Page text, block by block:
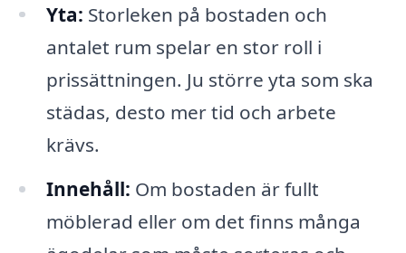
Yta: Storleken på bostaden och
antalet rum spelar en stor roll i
prissättningen. Ju större yta som ska
städas, desto mer tid och arbete
krävs.
Innehåll: Om bostaden är fullt
möblerad eller om det finns många